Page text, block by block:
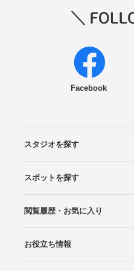
Facebook
スタジオを探す
エリアから探す
こだわりから探す
NEW PHOTO STYLE
プランから探す
フォトタイプ診断
フォトグラファーから探す
国内リゾートから探す
スポットを探す
ロケーションから探す
スタジオから探す
閲覧履歴・お気に入り
閲覧スタジオ
お気に入り
お役立ち情報